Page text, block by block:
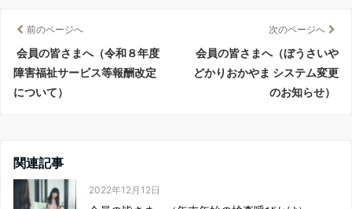
前のページへ
会員の皆さまへ（令和８年度
障害福祉サービス等報酬改定
について）
次のページへ
会員の皆さまへ（ぼうさいや
どかりおかやま システム変更
のお知らせ）
関連記事
2022年12月12日